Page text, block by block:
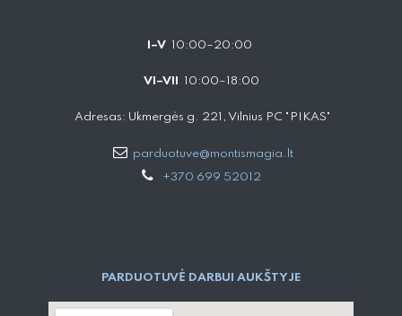
I–V 10:00–20:00
VI–VII 10:00–18:00
Adresas: Ukmergės g. 221, Vilnius PC "PIKAS"
parduotuve@montismagia.lt
+370 699 52012
PARDUOTUVĖ DARBUI AUKŠTYJE